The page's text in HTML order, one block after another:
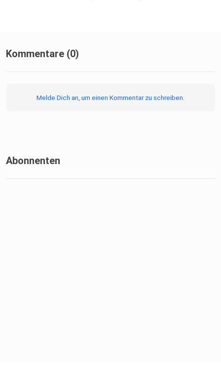
Kommentare (0)
Melde Dich an, um einen Kommentar zu schreiben.
Abonnenten